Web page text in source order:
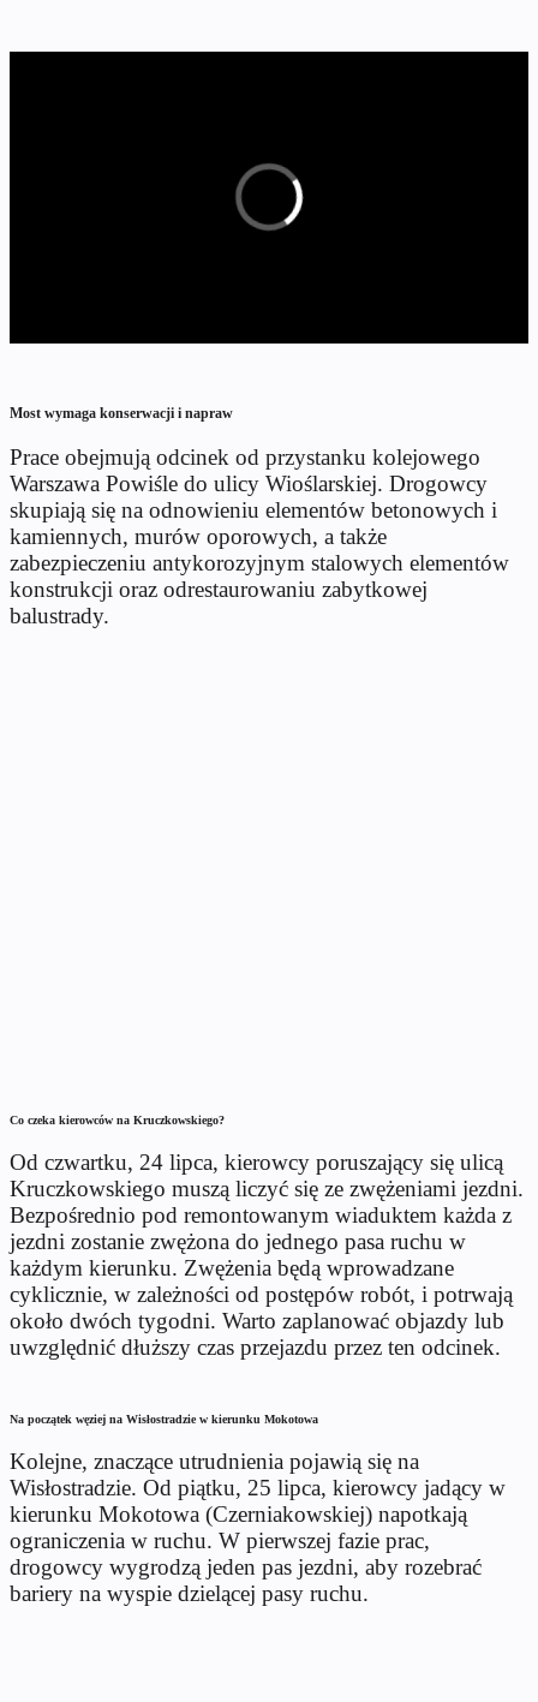
Most wymaga konserwacji i napraw
Prace obejmują odcinek od przystanku kolejowego
Warszawa Powiśle do ulicy Wioślarskiej. Drogowcy
skupiają się na odnowieniu elementów betonowych i
kamiennych, murów oporowych, a także
zabezpieczeniu antykorozyjnym stalowych elementów
konstrukcji oraz odrestaurowaniu zabytkowej
balustrady.
Co czeka kierowców na Kruczkowskiego?
Od czwartku, 24 lipca, kierowcy poruszający się ulicą
Kruczkowskiego muszą liczyć się ze zwężeniami jezdni.
Bezpośrednio pod remontowanym wiaduktem każda z
jezdni zostanie zwężona do jednego pasa ruchu w
każdym kierunku. Zwężenia będą wprowadzane
cyklicznie, w zależności od postępów robót, i potrwają
około dwóch tygodni. Warto zaplanować objazdy lub
uwzględnić dłuższy czas przejazdu przez ten odcinek.
Na początek węziej na Wisłostradzie w kierunku Mokotowa
Kolejne, znaczące utrudnienia pojawią się na
Wisłostradzie. Od piątku, 25 lipca, kierowcy jadący w
kierunku Mokotowa (Czerniakowskiej) napotkają
ograniczenia w ruchu. W pierwszej fazie prac,
drogowcy wygrodzą jeden pas jezdni, aby rozebrać
bariery na wyspie dzielącej pasy ruchu.